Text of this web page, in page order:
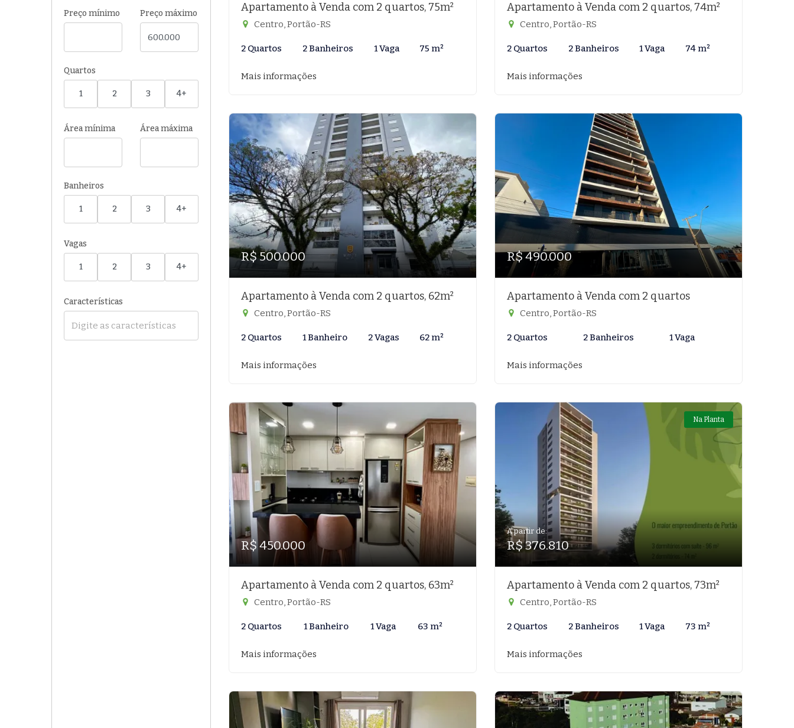
Preço mínimo Preço máximo
Quartos
1 2 3 4+
Área mínima Área máxima
Banheiros
1 2 3 4+
Vagas
1 2 3 4+
Características
Apartamento à Venda com 2 quartos, 75m²
Centro, Portão-RS
2 Quartos 2 Banheiros 1 Vaga 75 m²
Mais informações
Apartamento à Venda com 2 quartos, 74m²
Centro, Portão-RS
2 Quartos 2 Banheiros 1 Vaga 74 m²
Mais informações
R$ 500.000
Apartamento à Venda com 2 quartos, 62m²
Centro, Portão-RS
2 Quartos 1 Banheiro 2 Vagas 62 m²
Mais informações
R$ 490.000
Apartamento à Venda com 2 quartos
Centro, Portão-RS
2 Quartos 2 Banheiros 1 Vaga
Mais informações
R$ 450.000
Apartamento à Venda com 2 quartos, 63m²
Centro, Portão-RS
2 Quartos 1 Banheiro 1 Vaga 63 m²
Mais informações
Na Planta
A partir de:
R$ 376.810
Apartamento à Venda com 2 quartos, 73m²
Centro, Portão-RS
2 Quartos 2 Banheiros 1 Vaga 73 m²
Mais informações